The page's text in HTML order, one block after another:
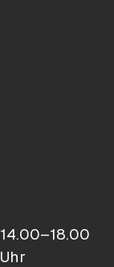
14.00–18.00
Uhr